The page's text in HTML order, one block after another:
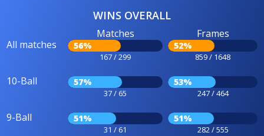
WINS OVERALL
All matches
Matches
56%
167 / 299
Frames
52%
859 / 1648
10-Ball 57%
37 / 65
53%
247 / 464
9-Ball 51%
31 / 61
51%
282 / 555